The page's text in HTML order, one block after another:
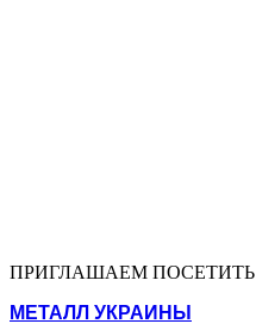
ПРИГЛАШАЕМ ПОСЕТИТЬ
МЕТАЛЛ УКРАИНЫ